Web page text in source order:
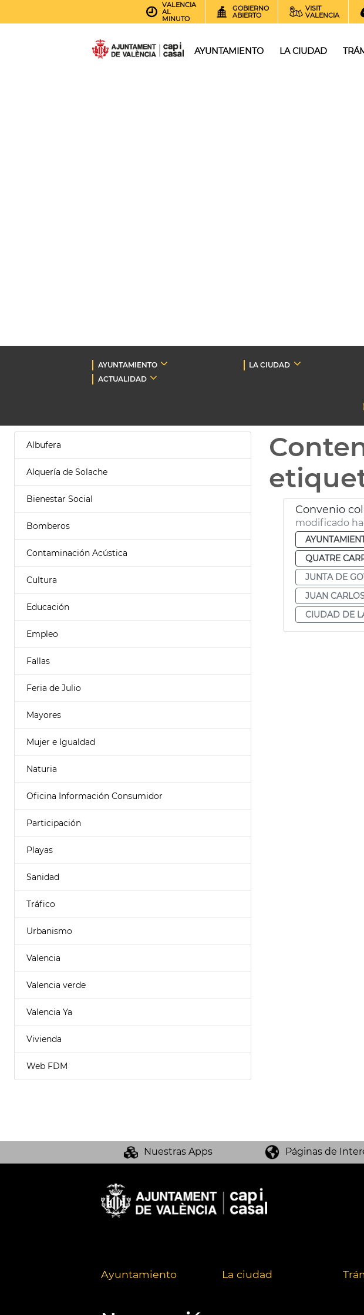
VALENCIA
AL
MINUTO
GOBIERNO
ABIERTO
VISIT
VALENCIA
AYUNTAMIENTO LA CIUDAD
AYUNTAMIENTO LA CIUDAD
ACTUALIDAD
Albufera
Alquería de Solache
Bienestar Social
Bomberos
Contaminación Acústica
Cultura
Educación
Empleo
Fallas
Feria de Julio
Mayores
Mujer e Igualdad
Naturia
Oficina Información Consumidor
Participación
Playas
Sanidad
Tráfico
Urbanismo
Valencia
Valencia verde
Valencia Ya
Vivienda
Web FDM
Convenio
modificado
QUATRE
JUNTA DE
JUAN
CIUDAD DE
Nuestras Apps Páginas de
Ayuntamiento La ciudad